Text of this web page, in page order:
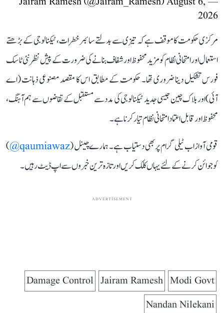
2026
مرکزی حکومت کا موقف ہے کہ تیزی سے بدلتے سائبر خطرات، ٹیکنالوجی کے بڑھتے
استعمال اور امتحانی نظام کو مزید محفوظ اور شفاف بنانے کی ضرورت کے پیش نظر نئی ٹاسک
فورس تشکیل دینا ضروری تھا۔ حکومت کے مطابق اس کا مقصد مصنوعی ذہانت (اے
آئی) اور بلاک چین جیسی جدید ٹیکنالوجی کی مدد سے مستقبل کے تقاضوں سے ہم آہنگ،
محفوظ اور قابل اعتماد امتحانی نظام تیار کرنا ہے۔
قومی آواز اب ٹیلی گرام پر بھی دستیاب ہے۔ ہمارے چینل (qaumiawaz@
)
کو جوائن کرنے کے لئے یہاں کلک کریں اور تازہ ترین خبروں سے اپ ڈیٹ رہیں۔
ADVERTISEMENT
Modi Govt
Jairam Ramesh
Damage Control
Nandan Nilekani